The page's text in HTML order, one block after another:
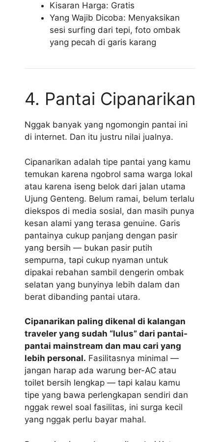
Kisaran Harga: Gratis
Yang Wajib Dicoba: Menyaksikan
sesi surfing dari tepi, foto ombak
yang pecah di garis karang
4. Pantai Cipanarikan
Nggak banyak yang ngomongin pantai ini
di internet. Dan itu justru nilai jualnya.
Cipanarikan adalah tipe pantai yang kamu
temukan karena ngobrol sama warga lokal
atau karena iseng belok dari jalan utama
Ujung Genteng. Belum ramai, belum terlalu
diekspos di media sosial, dan masih punya
kesan alami yang terasa genuine. Garis
pantainya cukup panjang dengan pasir
yang bersih — bukan pasir putih
sempurna, tapi cukup nyaman untuk
dipakai rebahan sambil dengerin ombak
selatan yang bunyinya lebih dalam dan
berat dibanding pantai utara.
Cipanarikan paling dikenal di kalangan
traveler yang sudah “lulus” dari pantai-
pantai mainstream dan mau cari yang
lebih personal. Fasilitasnya minimal —
jangan harap ada warung ber-AC atau
toilet bersih lengkap — tapi kalau kamu
tipe yang bawa perlengkapan sendiri dan
nggak rewel soal fasilitas, ini surga kecil
yang nggak perlu bayar mahal.